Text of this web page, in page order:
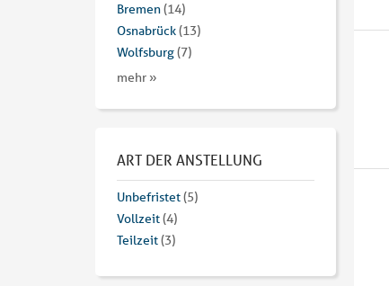
Bremen(14)
Osnabrück(13)
Wolfsburg(7)
mehr »
ART DER ANSTELLUNG
Unbefristet(5)
Vollzeit(4)
Teilzeit(3)